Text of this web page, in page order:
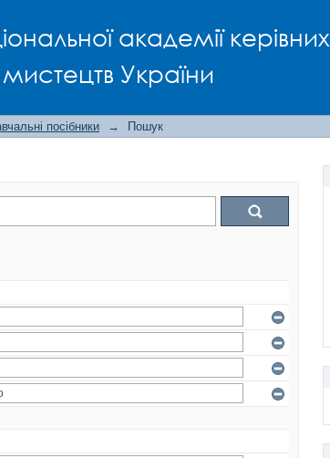
академії керівних
мистецтв України
посібники → Пошук